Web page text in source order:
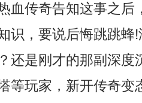
血传奇告知这事之后
识，要说后悔跳跳蜂
还是刚才的那副深度
等玩家，新开传奇变